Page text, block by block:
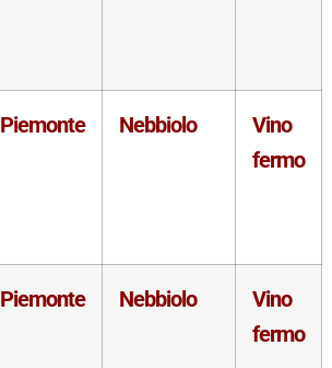
Piemonte Nebbiolo
Vino
fermo
Piemonte Nebbiolo
Vino
fermo